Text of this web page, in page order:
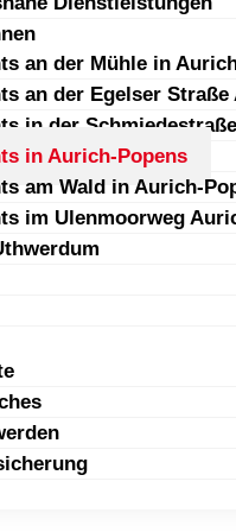
an der Mühle in
an der Egelser Straße
in der
in Aurich-Popens
am Wald in Aurich-
im Ulenmoorweg